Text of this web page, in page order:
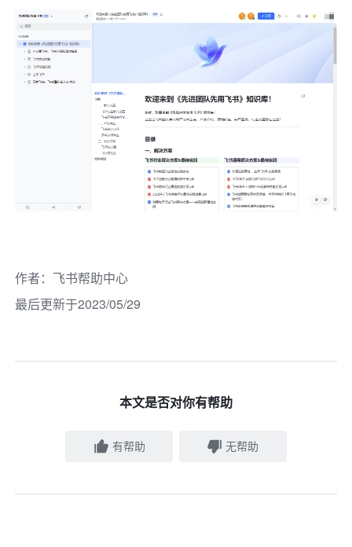
作者： 飞书帮助中心
最后更新于2023/05/29
本文是否对你有帮助
有帮助 无帮助